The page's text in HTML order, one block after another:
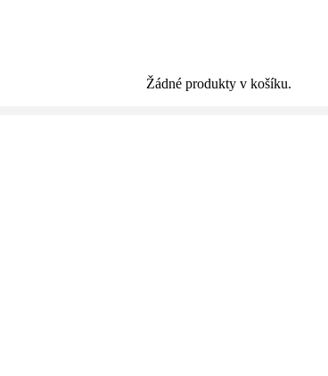
Žádné produkty v košíku.